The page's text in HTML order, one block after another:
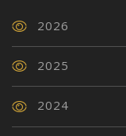
2026
2025
2024